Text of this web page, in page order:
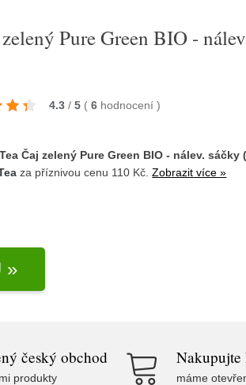
Pure Green BIO -
4.3 / 5 ( 6 hodnocení)
Čaj zelený Pure Green BIO - nálev. sáčky
za příznivou cenu 110 Kč.Zobrazit více »
»
český obchod
produkty máme